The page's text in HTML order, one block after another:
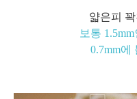
얇은피
보통
0.7mm에